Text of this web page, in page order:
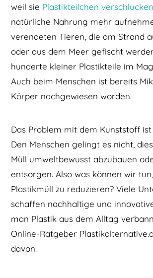
weil sie Plastikteilchen verschlucken
natürliche Nahrung mehr
verendeten Tieren, die am Strand
oder aus dem Meer gefischt
hunderte kleiner Plastikteile im
Auch beim Menschen ist bereits
Körper nachgewiesen worden.
Das Problem mit dem Kunststoff
Den Menschen gelingt es nicht,
Müll umweltbewusst abzubauen
entsorgen. Also was können wir
Plastikmüll zu reduzieren? Viele
schaffen nachhaltige und
man Plastik aus dem Alltag
Online-Ratgeber
davon.